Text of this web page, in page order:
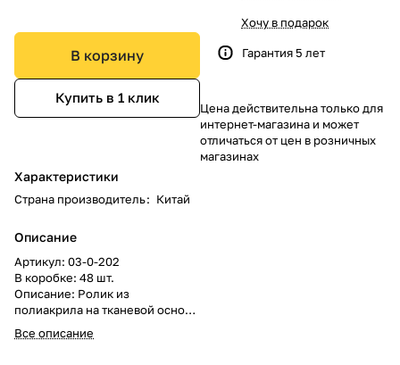
В корзину
Купить в 1 клик
Характеристики
Страна производитель: Китай
Описание
Артикул: 03-0-202
В коробке: 48 шт.
Описание: Ролик из
полиакрила на тканевой основе
(крученая нить) РемоКолор
Синтэкс 03-0-202 подходит для
Все описание
Хочу в подарок
Гарантия 5 лет
Цена действительна только для
интернет-магазина и может
отличаться от цен в розничных
магазинах